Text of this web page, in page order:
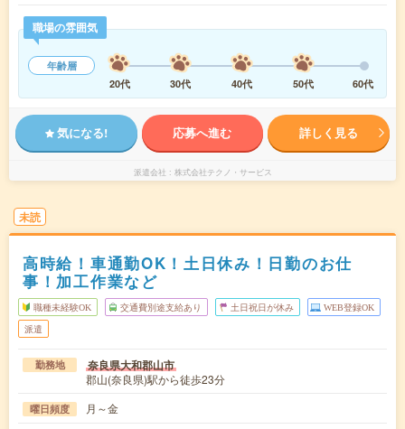
職場の雰囲気
年齢層
20代
30代 40代 50代 60代
気になる! 応募へ進む 詳しく見る
派遣会社 株式会社テクノ・サービス
未読
高時給！車通勤OK！土日休み！日勤のお仕
事！加工作業など
職種未経験OK 交通費別途支給あり 土日祝日が休み WEB登録OK
派遣
勤務地 奈良県大和郡山市
郡山(奈良県)駅から徒歩23分
曜日頻度 月～金